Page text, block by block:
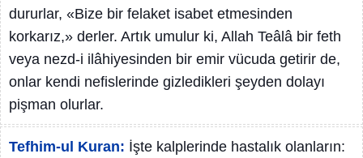
dururlar, «Bize bir felaket isabet etmesinden
korkarız,» derler. Artık umulur ki, Allah Teâlâ bir feth
veya nezd-i ilâhiyesinden bir emir vücuda getirir de,
onlar kendi nefislerinde gizledikleri şeyden dolayı
pişman olurlar.
Tefhim-ul Kuran: İşte kalplerinde hastalık olanların: